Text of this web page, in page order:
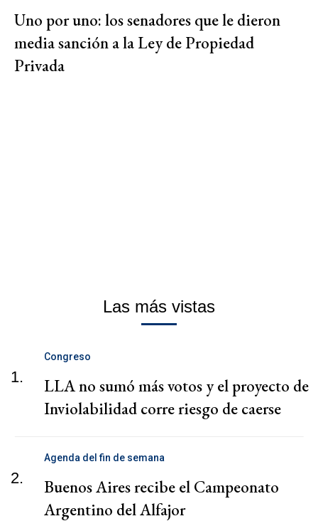
Uno por uno: los senadores que le dieron
media sanción a la Ley de Propiedad
Privada
Las más vistas
1.
Congreso
LLA no sumó más votos y el proyecto de
Inviolabilidad corre riesgo de caerse
2.
Agenda del fin de semana
Buenos Aires recibe el Campeonato
Argentino del Alfajor